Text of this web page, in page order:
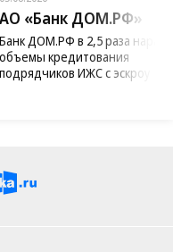
АО «Банк ДОМ.РФ»
Банк ДОМ.РФ в 2,5 раза
объемы кредитования
подрядчиков ИЖС с эскроу